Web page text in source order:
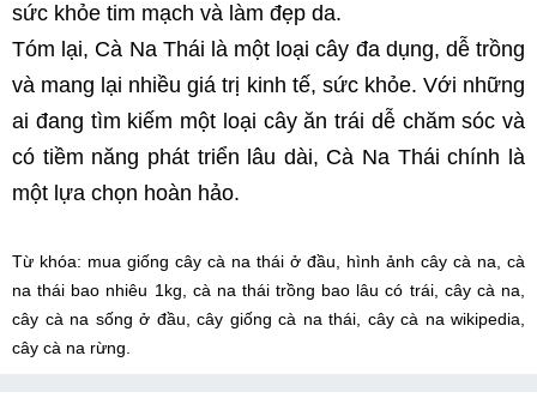
sức khỏe tim mạch và làm đẹp da.
Tóm lại, Cà Na Thái là một loại cây đa dụng, dễ trồng
và mang lại nhiều giá trị kinh tế, sức khỏe. Với những
ai đang tìm kiếm một loại cây ăn trái dễ chăm sóc và
có tiềm năng phát triển lâu dài, Cà Na Thái chính là
một lựa chọn hoàn hảo.
Từ khóa: mua giống cây cà na thái ở đầu, hình ảnh cây cà na, cà
na thái bao nhiêu 1kg, cà na thái trồng bao lâu có trái, cây cà na,
cây cà na sống ở đầu, cây giống cà na thái, cây cà na wikipedia,
cây cà na rừng.